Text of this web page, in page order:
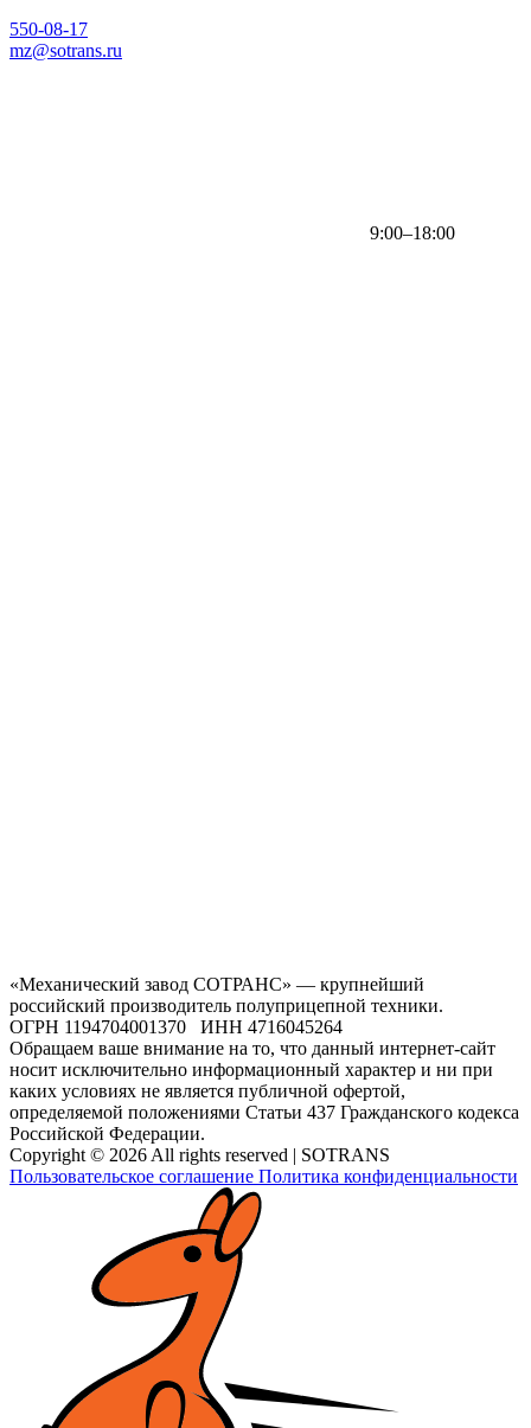
550-08-17
mz@sotrans.ru
9:00–18:00
«Механический завод СОТРАНС» — крупнейший
российский производитель полуприцепной техники.
ОГРН 1194704001370 ИНН 4716045264
Обращаем ваше внимание на то, что данный интернет-сайт
носит исключительно информационный характер и ни при
каких условиях не является публичной офертой,
определяемой положениями Статьи 437 Гражданского кодекса
Российской Федерации.
Copyright © 2026 All rights reserved | SOTRANS
Пользовательское соглашение Политика конфиденциальности